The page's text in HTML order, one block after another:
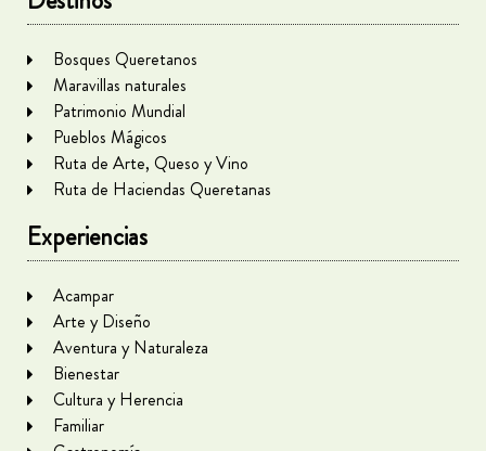
Bosques Queretanos
Maravillas naturales
Patrimonio Mundial
Pueblos Mágicos
Ruta de Arte, Queso y Vino
Ruta de Haciendas Queretanas
Experiencias
Acampar
Arte y Diseño
Aventura y Naturaleza
Bienestar
Cultura y Herencia
Familiar